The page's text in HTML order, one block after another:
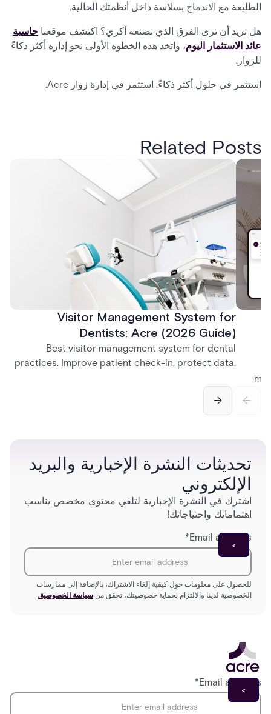
الطليعة مع الاندماج بسلاسة داخل أنظمتك الحالية.
هل تريد أن ترى الفرق الذي تصنعه أكري؟ اكتشف موقعنا حاسبة
عائد الاستثمار اليوم، واتخذ هذه الخطوة الأولى نحو إدارة أكثر ذكاءً
للزوار.
استثمر في حلول أكثر ذكاءً. استثمر في إدارة زوار Acre.
Related Posts
Visitor Management System for
Dentists: Acre (2026 Guide)
Best visitor management system for dental
practices. Improve patient check-in, protect data,
تحديثات النشرة الإخبارية والبريد
الإلكتروني
اشترك في النشرة الإخبارية لتلقي محتوى مخصص يناسب
اهتماماتك واحتياجاتك!
Email address
*
للحصول على معلومات حول كيفية إلغاء الاشتراك، بالإضافة إلى ممارسات
الخصوصية لدينا والالتزام بحماية خصوصيتك، تحقق من سياسة الخصوصية.
Email address
*